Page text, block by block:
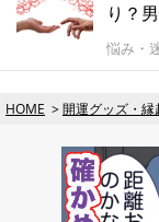
り？
悩み・
HOME 開運グッズ・縁